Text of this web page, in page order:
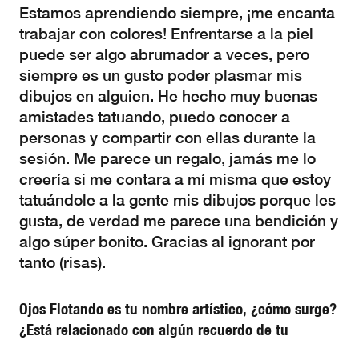
Estamos aprendiendo siempre, ¡me encanta
trabajar con colores! Enfrentarse a la piel
puede ser algo abrumador a veces, pero
siempre es un gusto poder plasmar mis
dibujos en alguien. He hecho muy buenas
amistades tatuando, puedo conocer a
personas y compartir con ellas durante la
sesión. Me parece un regalo, jamás me lo
creería si me contara a mí misma que estoy
tatuándole a la gente mis dibujos porque les
gusta, de verdad me parece una bendición y
algo súper bonito. Gracias al ignorant por
tanto (risas).
Ojos Flotando es tu nombre artístico, ¿cómo surge?
¿Está relacionado con algún recuerdo de tu